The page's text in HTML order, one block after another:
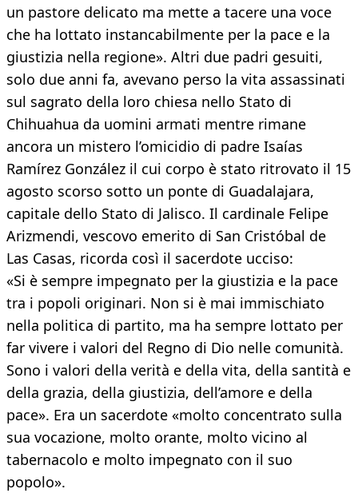
un pastore delicato ma mette a tacere una voce
che ha lottato instancabilmente per la pace e la
giustizia nella regione». Altri due padri gesuiti,
solo due anni fa, avevano perso la vita assassinati
sul sagrato della loro chiesa nello Stato di
Chihuahua da uomini armati mentre rimane
ancora un mistero l’omicidio di padre Isaías
Ramírez González il cui corpo è stato ritrovato il 15
agosto scorso sotto un ponte di Guadalajara,
capitale dello Stato di Jalisco. Il cardinale Felipe
Arizmendi, vescovo emerito di San Cristóbal de
Las Casas, ricorda così il sacerdote ucciso:
«Si è sempre impegnato per la giustizia e la pace
tra i popoli originari. Non si è mai immischiato
nella politica di partito, ma ha sempre lottato per
far vivere i valori del Regno di Dio nelle comunità.
Sono i valori della verità e della vita, della santità e
della grazia, della giustizia, dell’amore e della
pace». Era un sacerdote «molto concentrato sulla
sua vocazione, molto orante, molto vicino al
tabernacolo e molto impegnato con il suo
popolo».